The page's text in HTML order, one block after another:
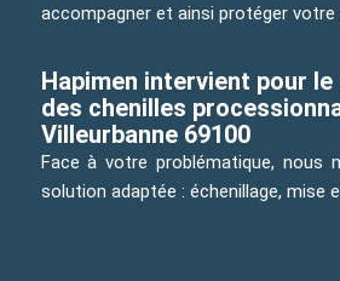
accompagner et ainsi protéger votre
Hapimen intervient pour
des chenilles
Villeurbanne 69100
Face à votre problématique, nous
solution adaptée : échenillage, mise